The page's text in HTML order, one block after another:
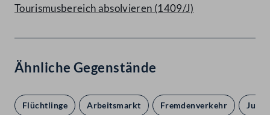
Tourismusbereich absolvieren (1409/J)
Ähnliche Gegenstände
Flüchtlinge Arbeitsmarkt Fremdenverkehr